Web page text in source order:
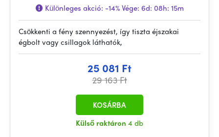
Különleges akció: -14%Vége: 6d: 08h: 15m
Csökkenti a fény szennyezést, így tiszta éjszakai
égbolt vagy csillagok láthatók,
25 081 Ft
29 163 Ft
Külső raktáron 4 db
KOSÁRBA